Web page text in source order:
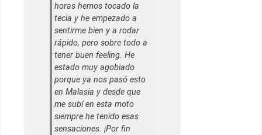
horas hemos tocado la
tecla y he empezado a
sentirme bien y a rodar
rápido, pero sobre todo a
tener buen feeling. He
estado muy agobiado
porque ya nos pasó esto
en Malasia y desde que
me subí en esta moto
siempre he tenido esas
sensaciones. ¡Por fin